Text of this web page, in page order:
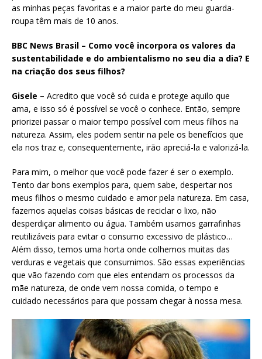
as minhas peças favoritas e a maior parte do meu guarda-
roupa têm mais de 10 anos.
BBC News Brasil – Como você incorpora os valores da
sustentabilidade e do ambientalismo no seu dia a dia? E
na criação dos seus filhos?
Gisele – Acredito que você só cuida e protege aquilo que
ama, e isso só é possível se você o conhece. Então, sempre
priorizei passar o maior tempo possível com meus filhos na
natureza. Assim, eles podem sentir na pele os benefícios que
ela nos traz e, consequentemente, irão apreciá-la e valorizá-la.
Para mim, o melhor que você pode fazer é ser o exemplo.
Tento dar bons exemplos para, quem sabe, despertar nos
meus filhos o mesmo cuidado e amor pela natureza. Em casa,
fazemos aquelas coisas básicas de reciclar o lixo, não
desperdiçar alimento ou água. Também usamos garrafinhas
reutilizáveis para evitar o consumo excessivo de plástico…
Além disso, temos uma horta onde colhemos muitas das
verduras e vegetais que consumimos. São essas experiências
que vão fazendo com que eles entendam os processos da
mãe natureza, de onde vem nossa comida, o tempo e
cuidado necessários para que possam chegar à nossa mesa.